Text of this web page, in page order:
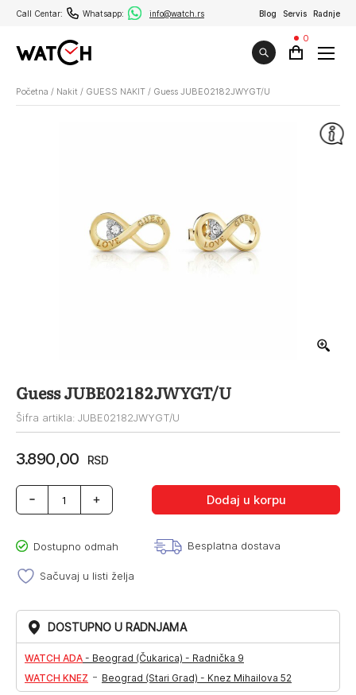
Call Centar: Whatsapp: info@watch.rs Blog Servis Radnje
0
Početna / Nakit / GUESS NAKIT / Guess JUBE02182JWYGT/U
Guess JUBE02182JWYGT/U
Šifra artikla: JUBE02182JWYGT/U
3.890,00 RSD
Guess
JUBE02182JWYGT/U
Dodaj u korpu
Dostupno odmah Besplatna dostava
Sačuvaj u listi želja
DOSTUPNO U RADNJAMA
WATCH ADA - Beograd (Čukarica) - Radnička 9
WATCH KNEZ - Beograd (Stari Grad) - Knez Mihailova 52